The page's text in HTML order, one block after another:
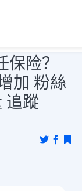
险？
加 粉絲
追蹤